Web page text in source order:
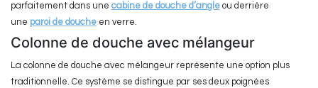
parfaitement dans une cabine de douche d’angle ou derrière
une paroi de douche en verre.
Colonne de douche avec mélangeur
La colonne de douche avec mélangeur représente une option plus
traditionnelle. Ce système se distingue par ses deux poignées